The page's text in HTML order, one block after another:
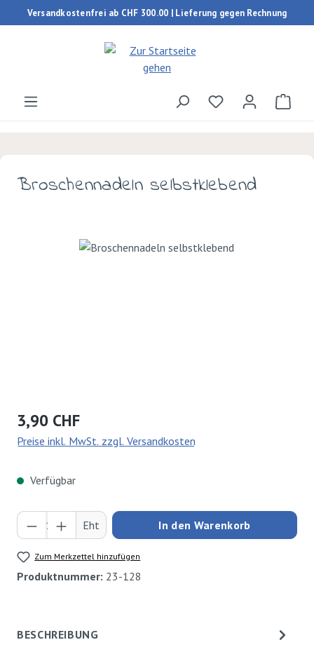
Zum Hauptinhalt springen
Versandkostenfrei ab CHF 300.00 | Lieferung gegen Rechnung
Du hast 0
Broschennadeln selbstklebend
Bildergalerie überspringen
Regulärer Preis:
3,90 CHF
Preise inkl. MwSt. zzgl. Versandkosten
Verfügbar
Produkt Anzahl: Gib den gewünschten Wert
Eht In den Warenkorb
Zum Merkzettel hinzufügen
Produktnummer: 23-128
BESCHREIBUNG